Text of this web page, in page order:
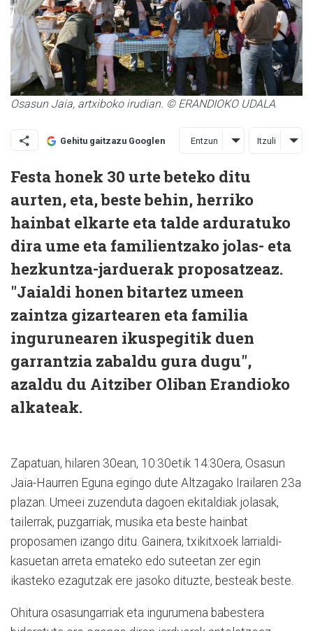
Osasun Jaia, artxiboko irudian. © ERANDIOKO UDALA
Gehitu gaitzazu Googlen Entzun Itzuli
Festa honek 30 urte beteko ditu
aurten, eta, beste behin, herriko
hainbat elkarte eta talde arduratuko
dira ume eta familientzako jolas- eta
hezkuntza-jarduerak proposatzeaz.
"Jaialdi honen bitartez umeen
zaintza gizartearen eta familia
ingurunearen ikuspegitik duen
garrantzia zabaldu gura dugu",
azaldu du Aitziber Oliban Erandioko
alkateak.
Zapatuan, hilaren 30ean, 10:30etik 14:30era, Osasun
Jaia-Haurren Eguna egingo dute Altzagako Irailaren 23a
plazan. Umeei zuzenduta dagoen ekitaldiak jolasak,
tailerrak, puzgarriak, musika eta beste hainbat
proposamen izango ditu. Gainera, txikitxoek larrialdi-
kasuetan arreta emateko edo suteetan zer egin
ikasteko ezagutzak ere jasoko dituzte, besteak beste.
Ohitura osasungarriak eta ingurumena babestera